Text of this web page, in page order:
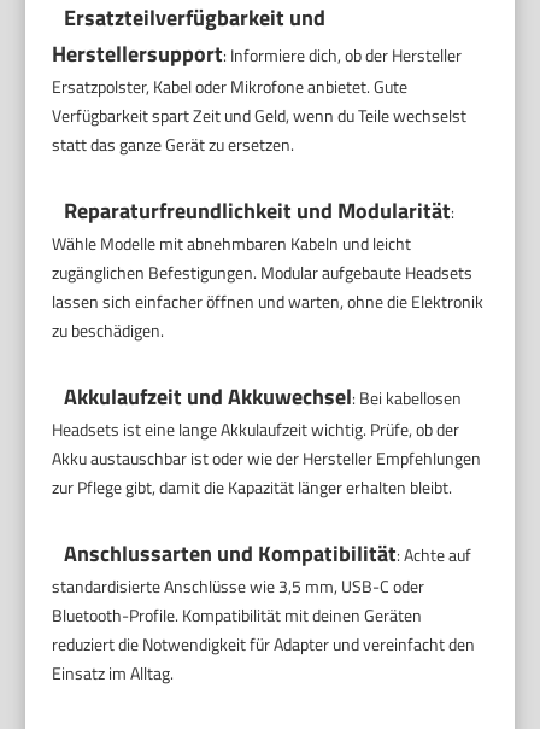
Ersatzteilverfügbarkeit und
Herstellersupport: Informiere dich, ob der Hersteller
Ersatzpolster, Kabel oder Mikrofone anbietet. Gute
Verfügbarkeit spart Zeit und Geld, wenn du Teile wechselst
statt das ganze Gerät zu ersetzen.
Reparaturfreundlichkeit und Modularität:
Wähle Modelle mit abnehmbaren Kabeln und leicht
zugänglichen Befestigungen. Modular aufgebaute Headsets
lassen sich einfacher öffnen und warten, ohne die Elektronik
zu beschädigen.
Akkulaufzeit und Akkuwechsel: Bei kabellosen
Headsets ist eine lange Akkulaufzeit wichtig. Prüfe, ob der
Akku austauschbar ist oder wie der Hersteller Empfehlungen
zur Pflege gibt, damit die Kapazität länger erhalten bleibt.
Anschlussarten und Kompatibilität: Achte auf
standardisierte Anschlüsse wie 3,5 mm, USB-C oder
Bluetooth-Profile. Kompatibilität mit deinen Geräten
reduziert die Notwendigkeit für Adapter und vereinfacht den
Einsatz im Alltag.